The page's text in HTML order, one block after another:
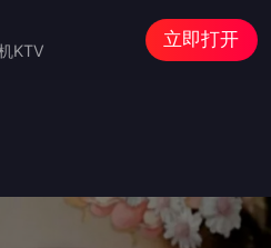
KTV
立即打开